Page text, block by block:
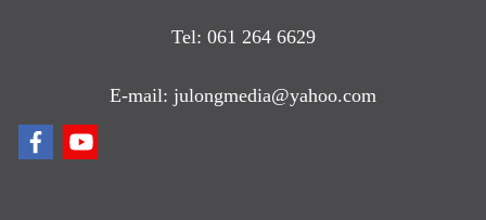
Tel: 061 264 6629
E-mail: julongmedia@yahoo.com